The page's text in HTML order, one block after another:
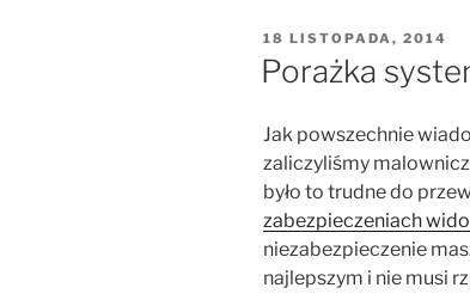
OPUBLIKOWANE
W
18 LISTOPADA, 2014
Porażka
Jak powszechnie
zaliczyliśmy
było to trudne do
zabezpieczeniach
niezabezpieczenie
najlepszym i nie musi